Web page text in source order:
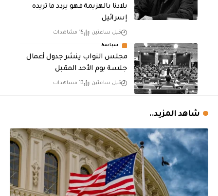
بلادنا بالهزيمة فهو يردد ما تريده
إسرائيل
قبل ساعتين 15 مشاهدات
سياسة
مجلس النواب ينشر جدول أعمال
جلسة يوم الأحد المقبل
قبل ساعتين 13 مشاهدات
شاهد المزيد..